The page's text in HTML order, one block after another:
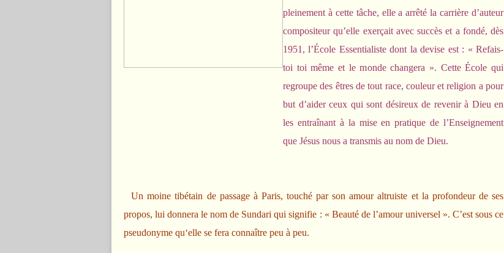
pleinement à cette tâche, elle a arrêté la carrière d’auteur
compositeur qu’elle exerçait avec succès et a fondé, dès
1951, l’École Essentialiste dont la devise est : « Refais-
toi toi même et le monde changera ». Cette École qui
regroupe des êtres de tout race, couleur et religion a pour
but d’aider ceux qui sont désireux de revenir à Dieu en
les entraînant à la mise en pratique de l’Enseignement
que Jésus nous a transmis au nom de Dieu.
Un moine tibétain de passage à Paris, touché par son amour altruiste et la profondeur de ses
propos, lui donnera le nom de Sundari qui signifie : « Beauté de l’amour universel ». C’est sous ce
pseudonyme qu‘elle se fera connaître peu à peu.